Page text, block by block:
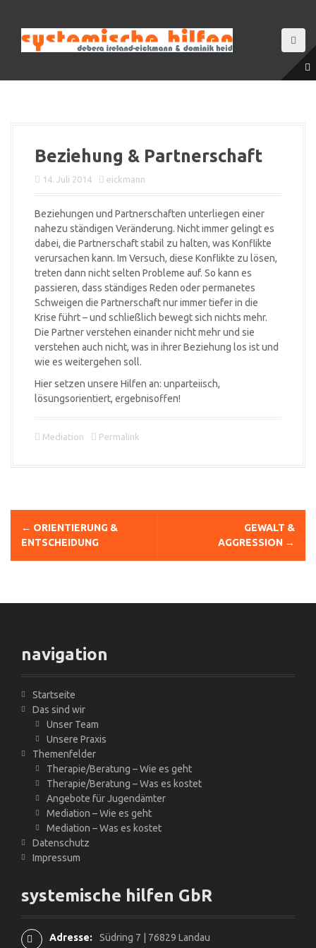
t
Beziehung & Partnerschaft
14. Juli 2014 eickmann
Beziehungen und Partnerschaften unterliegen einer
nahezu ständigen Veränderung. Nicht immer gelingt es
dabei, die Partnerschaft stabil zu halten, was Konflikte
verursachen kann. Im Versuch, diese Konflikte zu lösen,
treten dann nicht selten Probleme auf. So kann es
passieren, dass ständiges Reden oder permanetes
Schweigen die Partnerschaft nur immer tiefer in die
Krise führt – und schließlich bewegt sich nichts mehr.
Die Partner verstehen einander nicht mehr und sie
verstehen auch nicht, was in ihrer Beziehung los ist und
wie es weitergehen soll.
Hier setzen unsere Hilfen an: unparteiisch,
lösungsorientiert, ergebnisoffen!
Mediation Permalink
N
a
g
a
o
n
A
r
t
← ORIENTIERUNG &
ENTSCHEIDUNG
GEWALT &
AGGRESSION →
navigation
Startseite
Das sind wir
Unser Team
Unsere Praxis
Themenfelder
Therapie/Beratung – Wie es geht
Therapie/Beratung – Was es kostet
Angebote für Jugendämter
Mediation – Wie es geht
Mediation – Was es kostet
Datenschutz
Impressum
systemische hilfen GbR
Adresse: Südring 7 | 76829 Landau